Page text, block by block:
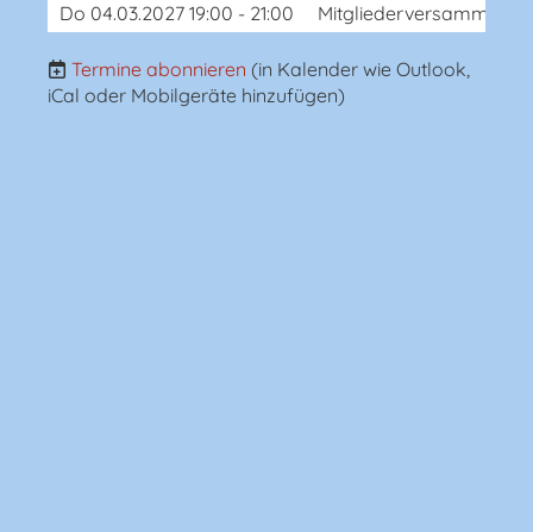
Do 04.03.2027 19:00 - 21:00
Mitgliederversammlung
Termine abonnieren (in Kalender wie Outlook,
iCal oder Mobilgeräte hinzufügen)